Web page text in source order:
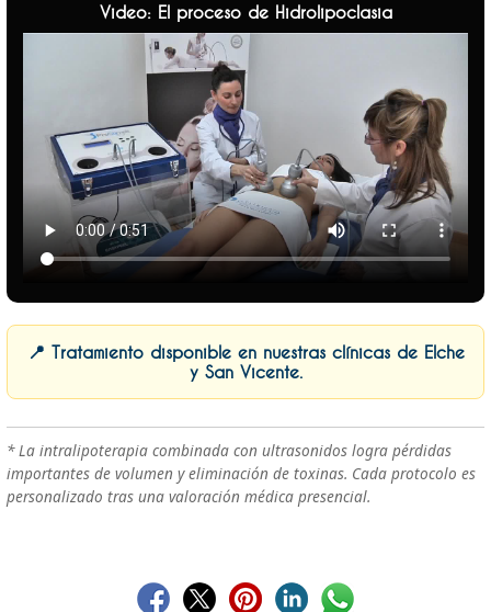
Video: El proceso de Hidrolipoclasia
📍 Tratamiento disponible en nuestras clínicas de Elche
y San Vicente.
* La intralipoterapia combinada con ultrasonidos logra pérdidas
importantes de volumen y eliminación de toxinas. Cada protocolo es
personalizado tras una valoración médica presencial.